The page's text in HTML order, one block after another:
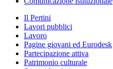
Il Pertini
Lavori pubblici
Lavoro
Pagine giovani ed Eurodesk
Partecipazione attiva
Patrimonio culturale